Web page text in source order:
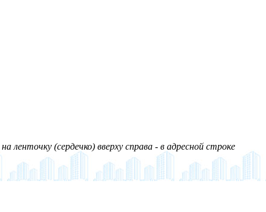
ленточку (сердечко) вверху справа - в адресной строке